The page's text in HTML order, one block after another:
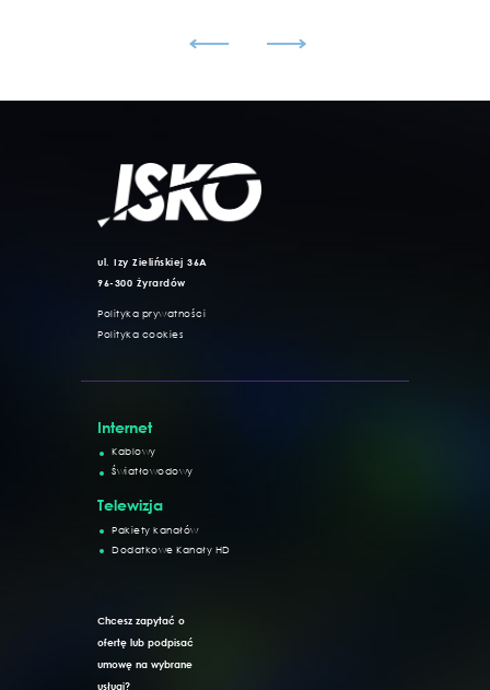
39 zł / miesiąc
ul. Izy Zielińskiej 36A
96-300 Żyrardów
Polityka prywatności
Polityka cookies
Internet
Kablowy
Światłowodowy
Telewizja
Pakiety kanałów
Dodatkowe Kanały HD
Chcesz zapytać o
ofertę lub podpisać
umowę na wybrane
usługi?